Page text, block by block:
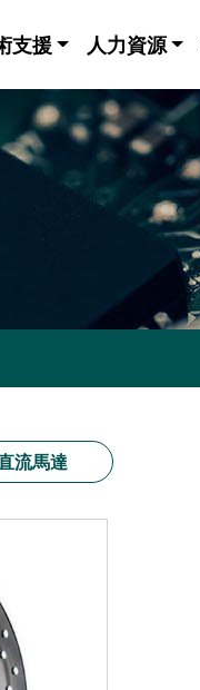
支援 人力資源
流馬達